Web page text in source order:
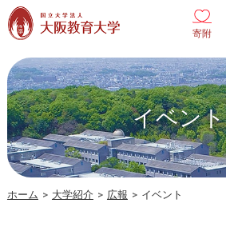
本文へ
寄附
イベント
ホーム > 大学紹介 > 広報 > イベント